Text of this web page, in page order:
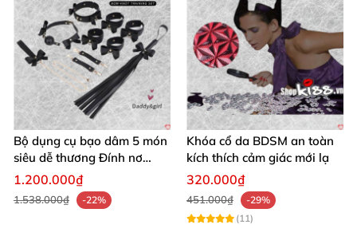
Bộ dụng cụ bạo dâm 5 món
siêu dễ thương Đính nơ
quyến rũ kích thích
1.200.000₫
1.538.000₫ -22%
Khóa cổ da BDSM an toàn
kích thích cảm giác mới lạ
320.000₫
451.000₫
-29%
(11)